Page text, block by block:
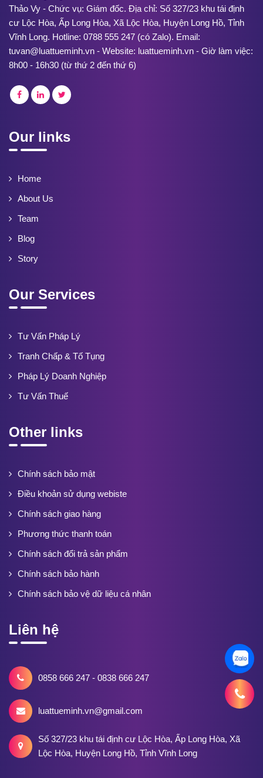
Thảo Vy - Chức vụ: Giám đốc. Địa chỉ: Số 327/23 khu tái định
cư Lộc Hòa, Ấp Long Hòa, Xã Lộc Hòa, Huyện Long Hồ, Tỉnh
Vĩnh Long. Hotline: 0788 555 247 (có Zalo). Email:
tuvan@luattueminh.vn - Website: luattueminh.vn - Giờ làm việc:
8h00 - 16h30 (từ thứ 2 đến thứ 6)
Our links
Home
About Us
Team
Blog
Story
Our Services
Tư Vấn Pháp Lý
Tranh Chấp & Tố Tụng
Pháp Lý Doanh Nghiệp
Tư Vấn Thuế
Other links
Chính sách bảo mật
Điều khoản sử dụng webiste
Chính sách giao hàng
Phương thức thanh toán
Chính sách đổi trả sản phẩm
Chính sách bảo hành
Chính sách bảo vệ dữ liệu cá nhân
Liên hệ
0858 666 247 - 0838 666 247
luattueminh.vn@gmail.com
Số 327/23 khu tái định cư Lộc Hòa, Ấp Long Hòa, Xã
Lộc Hòa, Huyện Long Hồ, Tỉnh Vĩnh Long